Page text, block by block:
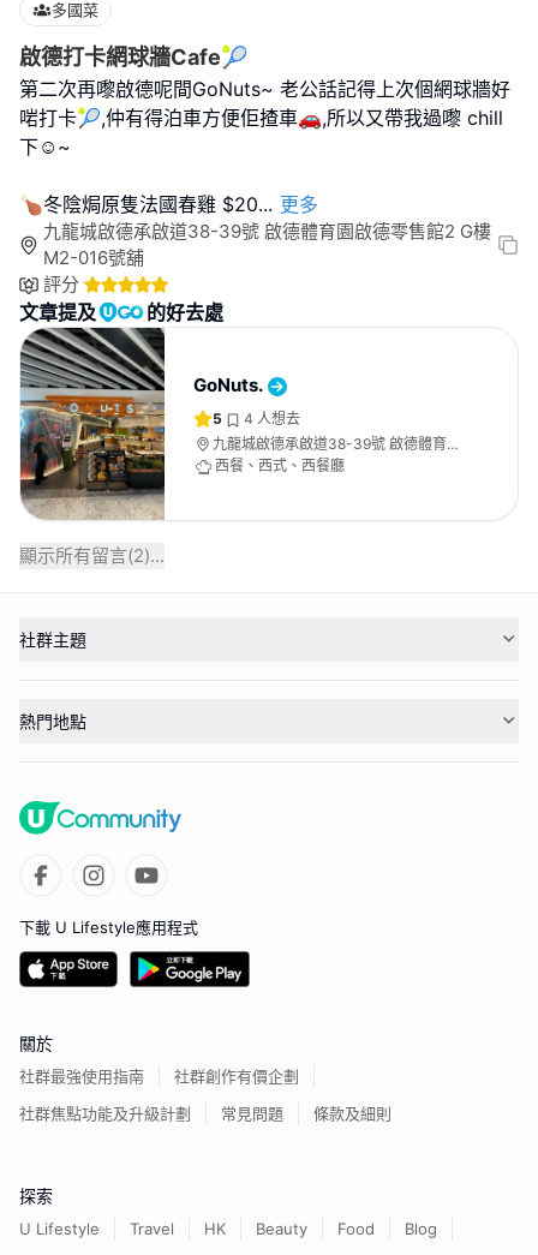
多國菜
啟德打卡網球牆Cafe🎾
第二次再嚟啟德呢間GoNuts~ 老公話記得上次個網球牆好
啱打卡🎾,仲有得泊車方便佢揸車🚗,所以又帶我過嚟 chill
下☺️~
🍗冬陰焗原隻法國春雞 $20... 更多
九龍城啟德承啟道38-39號 啟德體育園啟德零售館2 G樓
M2-016號舖
評分
文章提及 的好去處
GoNuts.
5 4 人想去
九龍城啟德承啟道38-39號 啟德體育園
啟德零售館2 G樓M2-016號舖
西餐、西式、西餐廳
顯示所有留言(2)...
社群主題
熱門地點
下載 U Lifestyle應用程式
關於
社群最強使用指南
社群創作有價企劃
社群焦點功能及升級計劃
常見問題 條款及細則
探索
U Lifestyle Travel HK Beauty Food Blog